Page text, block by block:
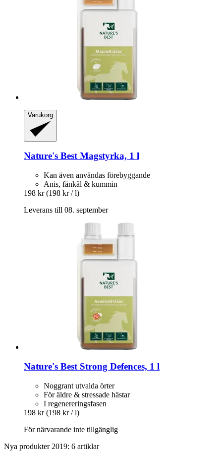
Varukorg
Nature's BestMagstyrka, 1 l
Kan även användas förebyggande
Anis, fänkål & kummin
198 kr (198 kr / l)
Leverans till 08. september
Nature's Best Strong Defences, 1 l
Noggrant utvalda örter
För äldre & stressade hästar
I regenereringsfasen
198 kr (198 kr / l)
För närvarande inte tillgänglig
Nya produkter 2019: 6 artiklar